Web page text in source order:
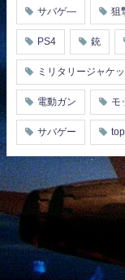
サバゲ― 狙
PS4 銃
ミリタリージャケッ
電動ガン モ
サバゲー